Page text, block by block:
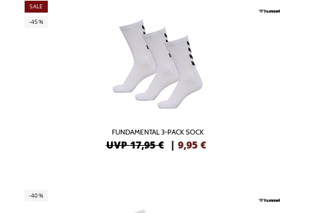
SALE
-45%
FUNDAMENTAL 3-PACK SOCK
UVP 17,95 € | 9,95 €
-40%